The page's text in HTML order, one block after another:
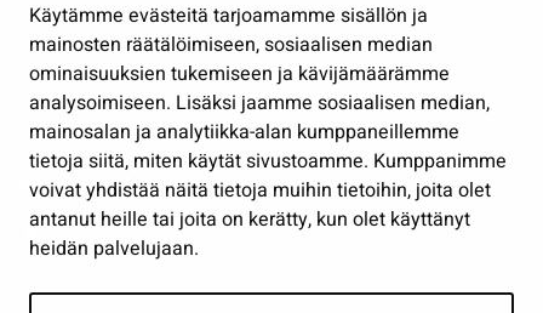
Käytämme evästeitä tarjoamamme sisällön ja
mainosten räätälöimiseen, sosiaalisen median
ominaisuuksien tukemiseen ja kävijämäärämme
analysoimiseen. Lisäksi jaamme sosiaalisen median,
mainosalan ja analytiikka-alan kumppaneillemme
tietoja siitä, miten käytät sivustoamme. Kumppanimme
voivat yhdistää näitä tietoja muihin tietoihin, joita olet
antanut heille tai joita on kerätty, kun olet käyttänyt
heidän palvelujaan.
Työ ja yrittäminen
Osallistu ja asioi
Näytä omat evästeasetukseni
Seuraa meitä